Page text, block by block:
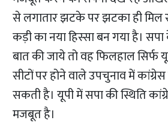
से लगातार झटके पर झटका ही मिल
कड़ी का नया हिस्सा बन गया है।
बात की जाये तो वह फिलहाल सिर्फ
सीटों पर होने वाले उपचुनाव में
सकती है। यूपी में सपा की स्थिति
मजबूत है।